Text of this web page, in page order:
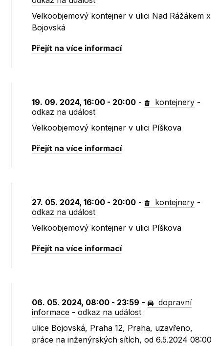
Velkoobjemový kontejner v ulici Nad Rážákem x
Bojovská
Přejít na více informací
19. 09. 2024, 16:00 - 20:00 - kontejnery -
odkaz na událost
Velkoobjemový kontejner v ulici Píškova
Přejít na více informací
27. 05. 2024, 16:00 - 20:00 - kontejnery -
odkaz na událost
Velkoobjemový kontejner v ulici Píškova
Přejít na více informací
06. 05. 2024, 08:00 - 23:59 -
dopravní
informace -odkaz na událost
ulice Bojovská, Praha 12, Praha, uzavřeno,
práce na inženýrských sítích, od 6.5.2024 08:00